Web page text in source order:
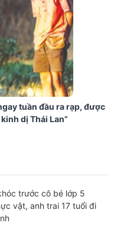
tuần đầu ra rạp, được
dị Thái Lan”
trước cô bé lớp 5
vật, anh trai 17 tuổi đi